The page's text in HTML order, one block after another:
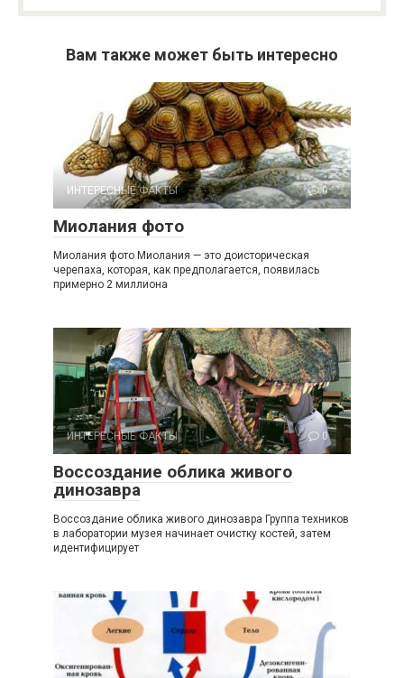
Вам также может быть интересно
ИНТЕРЕСНЫЕ ФАКТЫ 0
Миолания фото
Миолания фото Миолания — это доисторическая
черепаха, которая, как предполагается, появилась
примерно 2 миллиона
ИНТЕРЕСНЫЕ ФАКТЫ 0
Воссоздание облика живого
динозавра
Воссоздание облика живого динозавра Группа техников
в лаборатории музея начинает очистку костей, затем
идентифицирует